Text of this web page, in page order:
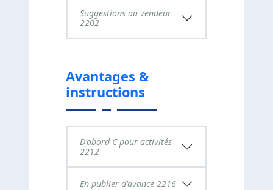
Suggestions au vendeur
2202
Avantages &
instructions
D'abord C pour activités
2212
En publier d'avance 2216